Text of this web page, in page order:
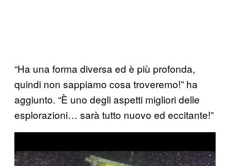
“Ha una forma diversa ed è più profonda,
quindi non sappiamo cosa troveremo!” ha
aggiunto. “È uno degli aspetti migliori delle
esplorazioni… sarà tutto nuovo ed eccitante!”